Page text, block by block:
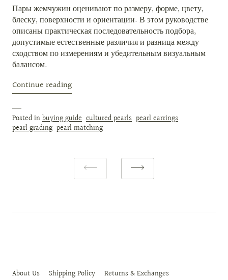
Пары жемчужин оценивают по размеру, форме, цвету,
блеску, поверхности и ориентации. В этом руководстве
описаны практическая последовательность подбора,
допустимые естественные различия и разница между
сходством по измерениям и убедительным визуальным
балансом.
Continue reading
Posted inbuying guide cultured pearls pearl earrings
pearl grading pearl matching
About Us Shipping Policy
Returns & Exchanges